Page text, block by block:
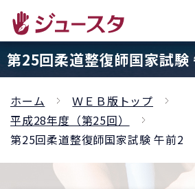
第25回柔道整復師国家試験
ホーム
ＷＥＢ版トップ
平成28年度（第25回）
第25回柔道整復師国家試験 午前2